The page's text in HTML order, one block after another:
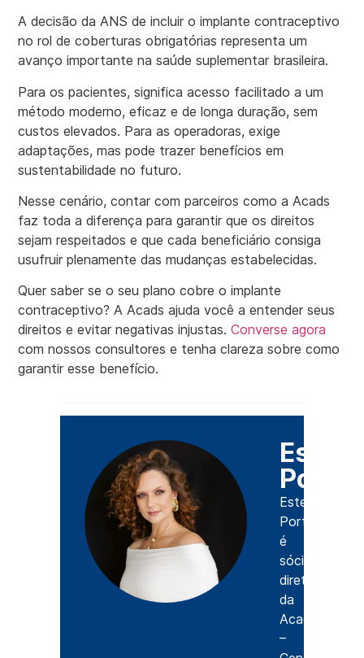
A decisão da ANS de incluir o implante contraceptivo
no rol de coberturas obrigatórias representa um
avanço importante na saúde suplementar brasileira.
Para os pacientes, significa acesso facilitado a um
método moderno, eficaz e de longa duração, sem
custos elevados. Para as operadoras, exige
adaptações, mas pode trazer benefícios em
sustentabilidade no futuro.
Nesse cenário, contar com parceiros como a Acads
faz toda a diferença para garantir que os direitos
sejam respeitados e que cada beneficiário consiga
usufruir plenamente das mudanças estabelecidas.
Quer saber se o seu plano cobre o implante
contraceptivo? A Acads ajuda você a entender seus
direitos e evitar negativas injustas.Converse agora
com nossos consultores e tenha clareza sobre como
garantir esse benefício.
Estefânia
Portomeo
é
sócia-
diretora
da
Acads
–